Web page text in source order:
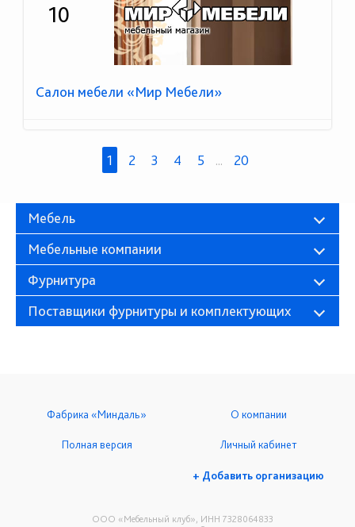
10
Салон мебели «Мир Мебели»
1 2 3 4 5 ... 20
Мебель
Мебельные компании
Фурнитура
Поставщики фурнитуры и комплектующих
ООО «Мебельный клуб», ИНН 7328064833
Фабрика «Миндаль» О компании
Полная версия Личный кабинет
+ Добавить организацию